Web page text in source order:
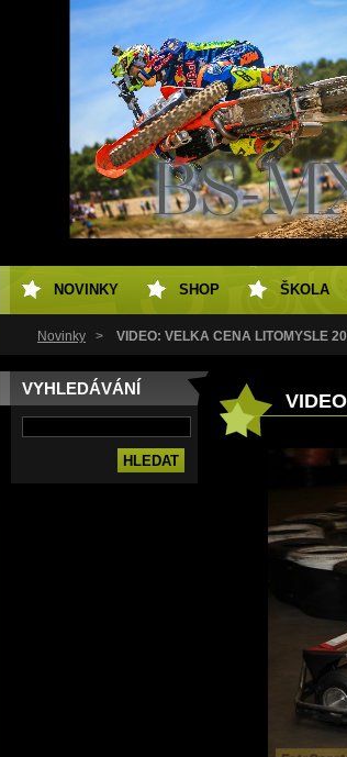
Novinky > VIDEO: VELKÁ CENA LITOMYŠLE
VYHLEDÁVÁNÍ
NOVINKY SHOP ŠKOLA